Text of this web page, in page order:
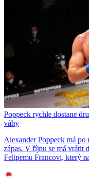
Poppeck rychle dostane
váhy
Alexander Poppeck má po
zápas. V říjnu se má vrátit
Felipemu Francovi, který